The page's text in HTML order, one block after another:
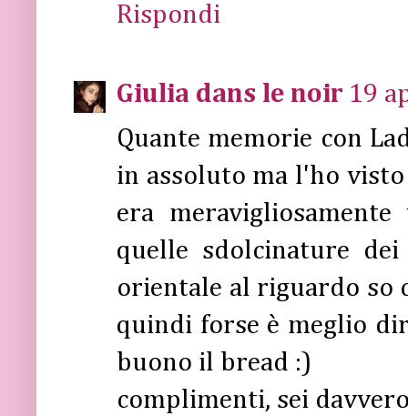
Rispondi
Giulia dans le noir 19
Quante memorie con
in assoluto ma l'ho
era
quelle sdolcinature
orientale al riguardo so
quindi forse è meglio
buono il bread :)
complimenti, sei